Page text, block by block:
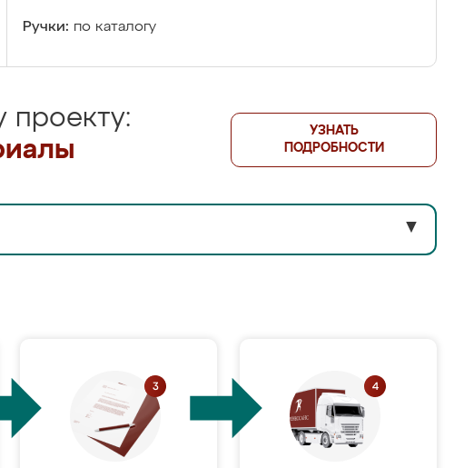
Ручки: по каталогу
проекту:
УЗНАТЬ
ПОДРОБНОСТИ
▼